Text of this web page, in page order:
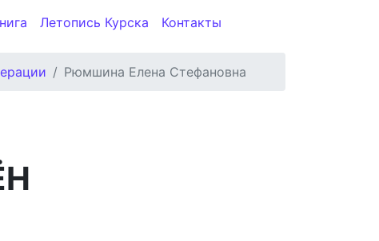
Летопись Курска Контакты
Рюмшина Елена Стефановна